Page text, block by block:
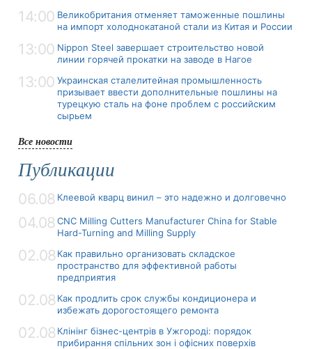
14:00 Великобритания отменяет таможенные пошлины
на импорт холоднокатаной стали из Китая и России
13:00 Nippon Steel завершает строительство новой
линии горячей прокатки на заводе в Нагое
13:00 Украинская сталелитейная промышленность
призывает ввести дополнительные пошлины на
турецкую сталь на фоне проблем с российским
сырьем
Все новости
Публикации
06.08 Клеевой кварц винил – это надежно и долговечно
04.08 CNC Milling Cutters Manufacturer China for Stable
Hard-Turning and Milling Supply
02.08 Как правильно организовать складское
пространство для эффективной работы
предприятия
02.08 Как продлить срок службы кондиционера и
избежать дорогостоящего ремонта
02.08 Клінінг бізнес-центрів в Ужгороді: порядок
прибирання спільних зон і офісних поверхів